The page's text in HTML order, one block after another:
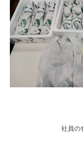
社員の食卓を、